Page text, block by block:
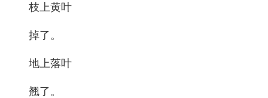
枝上黄叶
掉了。
地上落叶
翘了。